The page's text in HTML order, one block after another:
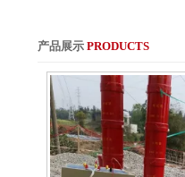
产品展示 PRODUCTS